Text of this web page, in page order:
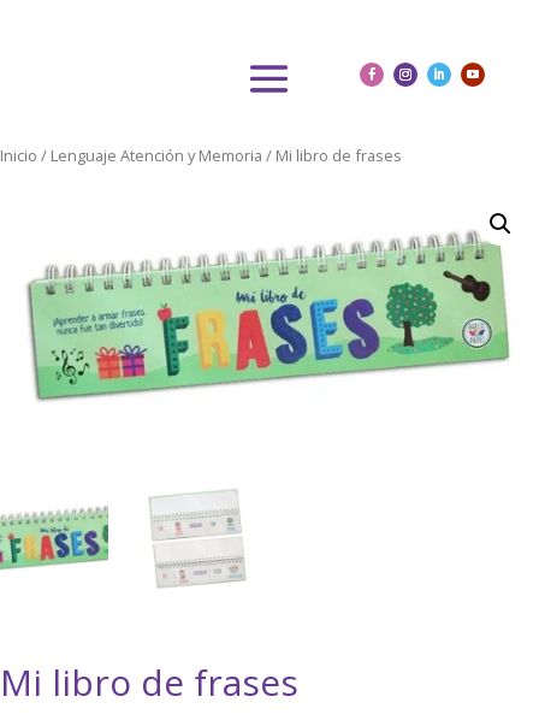
Inicio / Lenguaje Atención y Memoria / Mi libro de frases
Mi libro de frases